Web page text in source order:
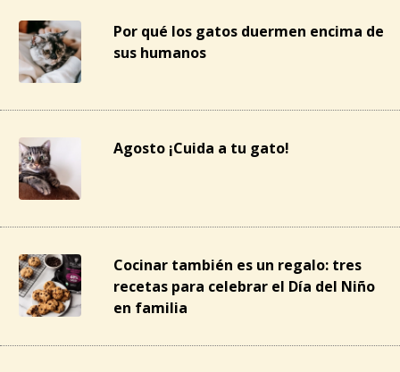
Por qué los gatos duermen encima de
sus humanos
Agosto ¡Cuida a tu gato!
Cocinar también es un regalo: tres
recetas para celebrar el Día del Niño
en familia